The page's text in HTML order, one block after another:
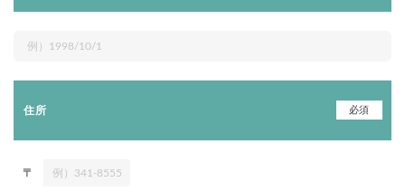
住所 必須
〒